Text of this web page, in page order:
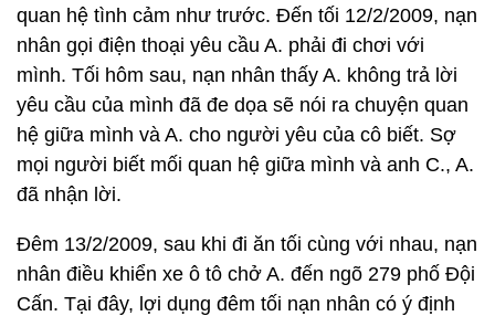
quan hệ tình cảm như trước. Đến tối 12/2/2009, nạn
nhân gọi điện thoại yêu cầu A. phải đi chơi với
mình. Tối hôm sau, nạn nhân thấy A. không trả lời
yêu cầu của mình đã đe dọa sẽ nói ra chuyện quan
hệ giữa mình và A. cho người yêu của cô biết. Sợ
mọi người biết mối quan hệ giữa mình và anh C., A.
đã nhận lời.
Đêm 13/2/2009, sau khi đi ăn tối cùng với nhau, nạn
nhân điều khiển xe ô tô chở A. đến ngõ 279 phố Đội
Cấn. Tại đây, lợi dụng đêm tối nạn nhân có ý định